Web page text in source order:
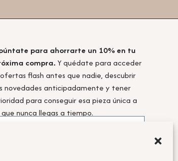
para ahorrarte un 10% en tu
compra.Y quédate para acceder
flash antes que nadie, descubrir
novedades anticipadamente y tener
para conseguir esa pieza única a
nunca llegas a tiempo.